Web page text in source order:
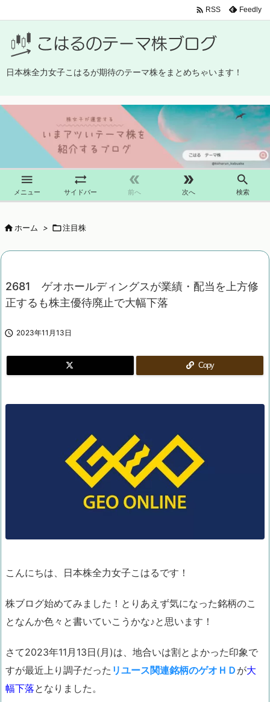
日本株全力女子こはるが期待のテーマ株をまとめちゃいます！

メニュー

サイドバー

前へ

次へ

検索
 RSS Feedly
ホーム > 注目株
2681 ゲオホールディングスが業績・配当を上方修
正するも株主優待廃止で大幅下落
 2023年11月13日
Copy
こんにちは、日本株全力女子こはるです！
株ブログ始めてみました！とりあえず気になった銘柄のこ
となんか色々と書いていこうかな♪と思います！
さて2023年11月13日(月)は、地合いは割とよかった印象で
すが最近上り調子だった リユース関連銘柄のゲオＨＤ が大
幅下落となりました。